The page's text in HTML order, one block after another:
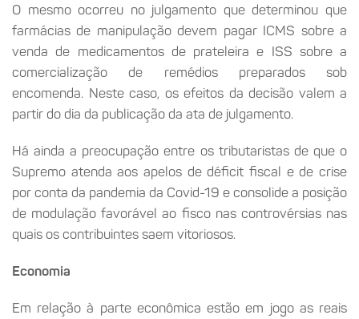
O mesmo ocorreu no julgamento que determinou que
farmácias de manipulação devem pagar ICMS sobre a
venda de medicamentos de prateleira e ISS sobre a
comercialização de remédios preparados sob
encomenda. Neste caso, os efeitos da decisão valem a
partir do dia da publicação da ata de julgamento.
Há ainda a preocupação entre os tributaristas de que o
Supremo atenda aos apelos de déficit fiscal e de crise
por conta da pandemia da Covid-19 e consolide a posição
de modulação favorável ao fisco nas controvérsias nas
quais os contribuintes saem vitoriosos.
Economia
Em relação à parte econômica estão em jogo as reais